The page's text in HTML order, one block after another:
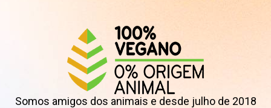
Somos amigos dos animais e desde julho de 2018